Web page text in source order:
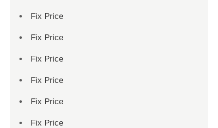
Fix Price
Fix Price
Fix Price
Fix Price
Fix Price
Fix Price